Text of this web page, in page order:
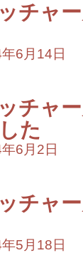
チャ
6月14日
チャ
た
6月2日
チャ
5月18日